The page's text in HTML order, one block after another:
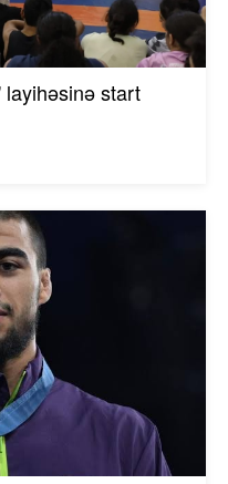
layihəsinə start